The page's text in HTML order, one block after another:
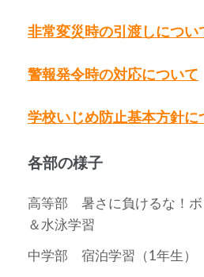
ー
シ
ン
非常変災時の引渡しについ
警報発令時の対応について
学校いじめ防止基本方針に
各部の様子
高等部 暑さに負けるな！
＆水泳学習
中学部 宿泊学習（1年生）